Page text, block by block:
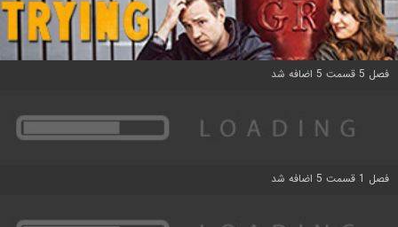
فصل 5 قسمت 5 اضافه شد
فصل 1 قسمت 5 اضافه شد